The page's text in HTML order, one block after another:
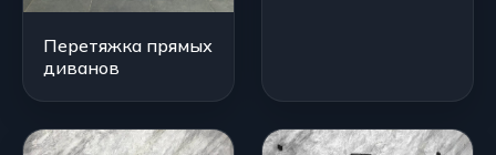
Перетяжка прямых
диванов